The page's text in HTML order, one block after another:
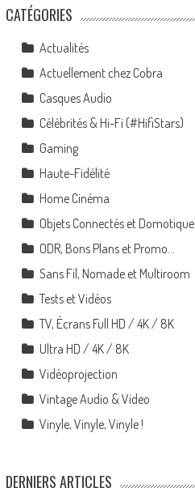
CATÉGORIES
Actualités
Actuellement chez Cobra
Casques Audio
Célébrités & Hi-Fi (#HifiStars)
Gaming
Haute-Fidélité
Home Cinéma
Objets Connectés et Domotique
ODR, Bons Plans et Promo…
Sans Fil, Nomade et Multiroom
Tests et Vidéos
TV, Écrans Full HD / 4K / 8K
Ultra HD / 4K / 8K
Vidéoprojection
Vintage Audio & Video
Vinyle, Vinyle, Vinyle !
DERNIERS ARTICLES